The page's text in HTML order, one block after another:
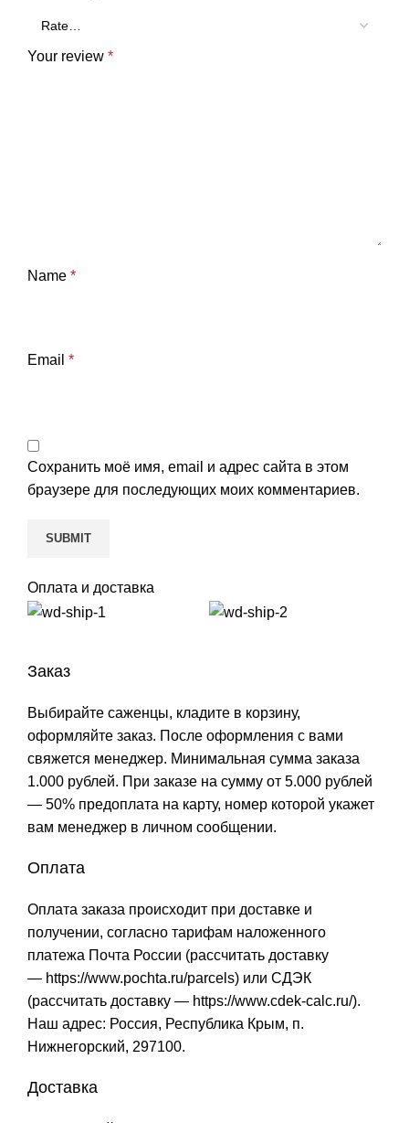
Your review *
Name *
Email *
Сохранить моё имя, email и адрес сайта в этом
браузере для последующих моих комментариев.
Оплата и доставка
Заказ
Выбирайте саженцы, кладите в корзину,
оформляйте заказ. После оформления с вами
свяжется менеджер. Минимальная сумма заказа
1.000 рублей. При заказе на сумму от 5.000 рублей
— 50% предоплата на карту, номер которой укажет
вам менеджер в личном сообщении.
Оплата
Оплата заказа происходит при доставке и
получении, согласно тарифам наложенного
платежа Почта России (рассчитать доставку
— https://www.pochta.ru/parcels) или СДЭК
(рассчитать доставку — https://www.cdek-calc.ru/).
Наш адрес: Россия, Республика Крым, п.
Нижнегорский, 297100.
Доставка